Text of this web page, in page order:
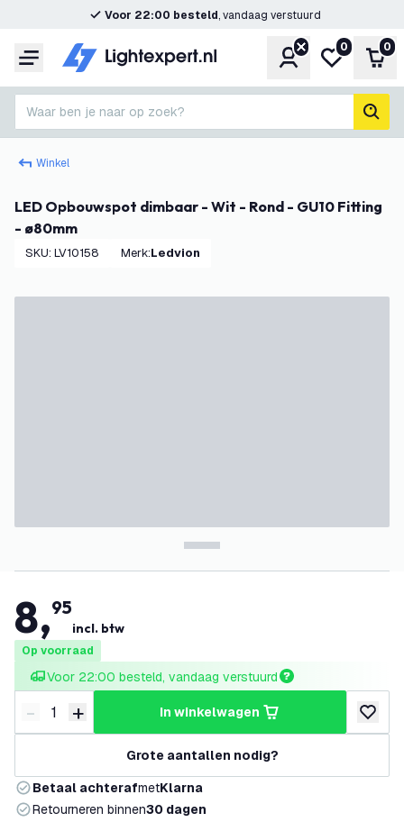
Voor 22:00 besteld, vandaag verstuurd
Menu Account
Mijn
0 0
Waar ben je naar op zoek?
Winkel
LED Opbouwspot dimbaar - Wit - Rond - GU10 Fitting
- ø80mm
SKU: LV10158 Merk: Ledvion
8,95
incl. btw
Op voorraad
Voor 22:00 besteld, vandaag verstuurd
Verminder hoeveelheid
- Verhoog hoeveelheid
+ in winkelwagen
Grote aantallen nodig?
Betaal achterafmetKlarna
Retourneren binnen30 dagen